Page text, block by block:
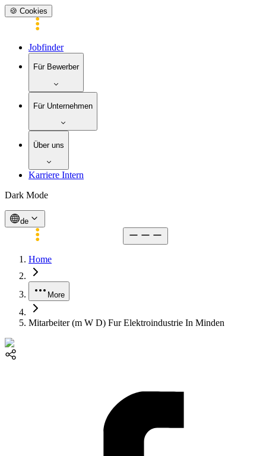
🍪 Cookies
Jobfinder
Für Bewerber
Für Unternehmen
Über uns
Karriere Intern
Dark Mode
de
Home
More
Mitarbeiter (m W D) Fur Elektroindustrie In Minden